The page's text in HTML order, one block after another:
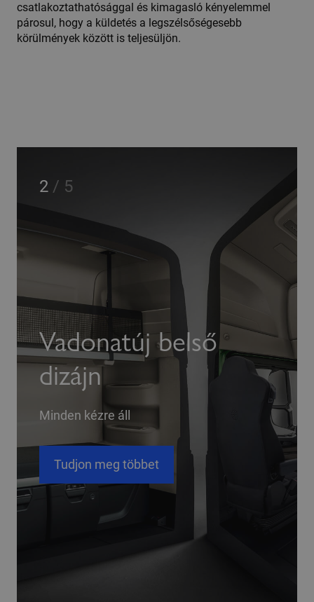
csatlakoztathatósággal és kimagasló kényelemmel
párosul, hogy a küldetés a legszélsőségesebb
körülmények között is teljesüljön.
Vadonatúj belső
dizájn
Minden kézre áll
Tudjon meg többet
2 / 5